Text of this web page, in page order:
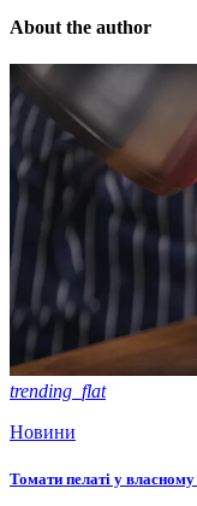
About the author
trending_flat
Новини
Томати пелаті у